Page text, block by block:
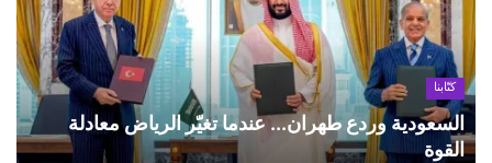
كتّابنا
السعودية وردع طهران... عندما تغيّر الرياض معادلة
القوة